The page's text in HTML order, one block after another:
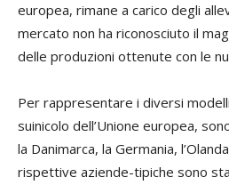
europea, rimane a carico degli
mercato non ha riconosciuto il
delle produzioni ottenute con le
Per rappresentare i diversi
suinicolo dell’Unione europea,
la Danimarca, la Germania,
rispettive aziende-tipiche sono